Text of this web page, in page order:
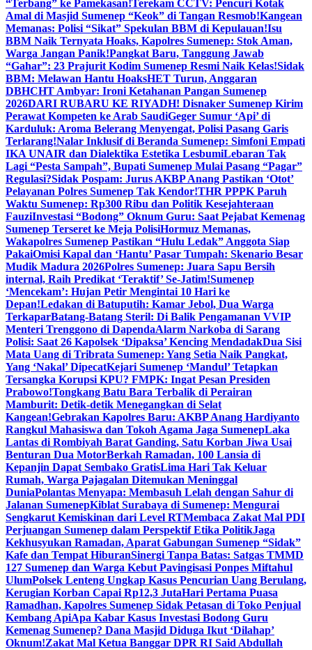
“Terbang” ke Pamekasan!Terekam CCTV: Pencuri Kotak
Amal di Masjid Sumenep “Keok” di Tangan Resmob!Kangean
Memanas: Polisi “Sikat” Spekulan BBM di Kepulauan!Isu
BBM Naik Ternyata Hoaks, Kapolres Sumenep: Stok Aman,
Warga Jangan Panik!Pangkat Baru, Tanggung Jawab
“Gahar”: 23 Prajurit Kodim Sumenep Resmi Naik Kelas!Sidak
BBM: Melawan Hantu HoaksHET Turun, Anggaran
DBHCHT Ambyar: Ironi Ketahanan Pangan Sumenep
2026DARI RUBARU KE RIYADH! Disnaker Sumenep Kirim
Perawat Kompeten ke Arab SaudiGeger Sumur ‘Api’ di
Karduluk: Aroma Belerang Menyengat, Polisi Pasang Garis
Terlarang!Nalar Inklusif di Beranda Sumenep: Simfoni Empati
IKA UNAIR dan Dialektika Estetika LesbumiLebaran Tak
Lagi “Pesta Sampah”, Bupati Sumenep Mulai Pasang “Pagar”
Regulasi?Sidak Pospam: Jurus AKBP Anang Pastikan ‘Otot’
Pelayanan Polres Sumenep Tak Kendor!THR PPPK Paruh
Waktu Sumenep: Rp300 Ribu dan Politik Kesejahteraan
FauziInvestasi “Bodong” Oknum Guru: Saat Pejabat Kemenag
Sumenep Terseret ke Meja PolisiHormuz Memanas,
Wakapolres Sumenep Pastikan “Hulu Ledak” Anggota Siap
PakaiOmisi Kapal dan ‘Hantu’ Pasar Tumpah: Skenario Besar
Mudik Madura 2026Polres Sumenep: Juara Sapu Bersih
internal, Raih Predikat ‘Teraktif’ Se-Jatim!Sumenep
‘Mencekam’: Hujan Petir Mengintai 10 Hari ke
Depan!Ledakan di Batuputih: Kamar Jebol, Dua Warga
TerkaparBatang-Batang Steril: Di Balik Pengamanan VVIP
Menteri Trenggono di DapendaAlarm Narkoba di Sarang
Polisi: Saat 26 Kapolsek ‘Dipaksa’ Kencing MendadakDua Sisi
Mata Uang di Tribrata Sumenep: Yang Setia Naik Pangkat,
Yang ‘Nakal’ DipecatKejari Sumenep ‘Mandul’ Tetapkan
Tersangka Korupsi KPU? FMPK: Ingat Pesan Presiden
Prabowo!Tongkang Batu Bara Terbalik di Perairan
Mamburit: Detik-detik Menegangkan di Selat
Kangean!Gebrakan Kapolres Baru: AKBP Anang Hardiyanto
Rangkul Mahasiswa dan Tokoh Agama Jaga SumenepLaka
Lantas di Rombiyah Barat Ganding, Satu Korban Jiwa Usai
Benturan Dua MotorBerkah Ramadan, 100 Lansia di
Kepanjin Dapat Sembako GratisLima Hari Tak Keluar
Rumah, Warga Pajagalan Ditemukan Meninggal
DuniaPolantas Menyapa: Membasuh Lelah dengan Sahur di
Jalanan SumenepKiblat Surabaya di Sumenep: Mengurai
Sengkarut Kemiskinan dari Level RTMembaca Zakat Mal PDI
Perjuangan Sumenep dalam Perspektif Etika PolitikJaga
Kekhusyukan Ramadan, Aparat Gabungan Sumenep “Sidak”
Kafe dan Tempat HiburanSinergi Tanpa Batas: Satgas TMMD
127 Sumenep dan Warga Kebut Pavingisasi Ponpes Miftahul
UlumPolsek Lenteng Ungkap Kasus Pencurian Uang Berulang,
Kerugian Korban Capai Rp12,3 JutaHari Pertama Puasa
Ramadhan, Kapolres Sumenep Sidak Petasan di Toko Penjual
Kembang ApiApa Kabar Kasus Investasi Bodong Guru
Kemenag Sumenep? Dana Masjid Diduga Ikut ‘Dilahap’
Oknum!Zakat Mal Ketua Banggar DPR RI Said Abdullah